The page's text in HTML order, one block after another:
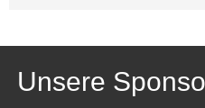
Unsere